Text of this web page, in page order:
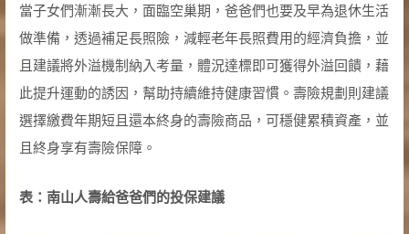
當子女們漸漸長大，面臨空巢期，爸爸們也要及早為退休生活
做準備，透過補足長照險，減輕老年長照費用的經濟負擔，並
且建議將外溢機制納入考量，體況達標即可獲得外溢回饋，藉
此提升運動的誘因，幫助持續維持健康習慣。壽險規劃則建議
選擇繳費年期短且還本終身的壽險商品，可穩健累積資產，並
且終身享有壽險保障。
表：南山人壽給爸爸們的投保建議